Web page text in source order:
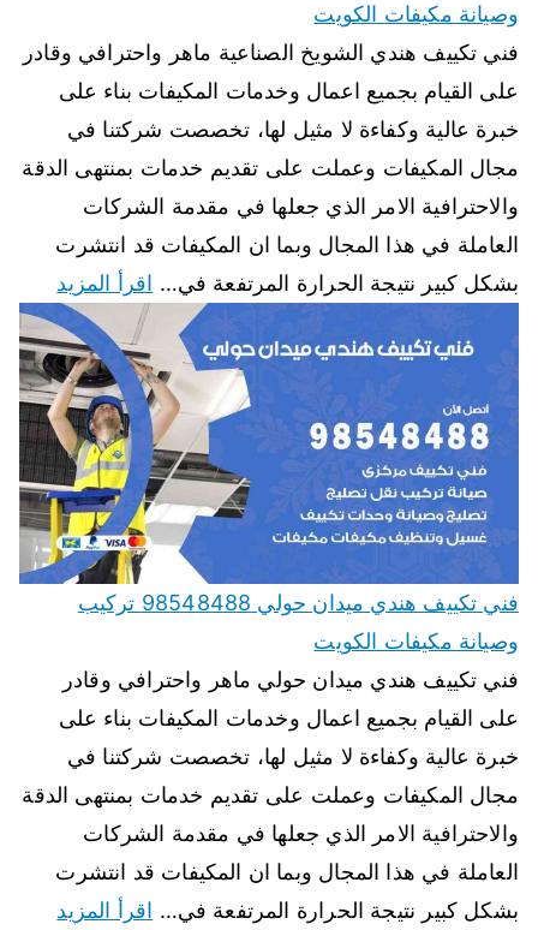
وصيانة مكيفات الكويت
فني تكييف هندي الشويخ الصناعية ماهر واحترافي وقادر
على القيام بجميع اعمال وخدمات المكيفات بناء على
خبرة عالية وكفاءة لا مثيل لها، تخصصت شركتنا في
مجال المكيفات وعملت على تقديم خدمات بمنتهى الدقة
والاحترافية الامر الذي جعلها في مقدمة الشركات
العاملة في هذا المجال وبما ان المكيفات قد انتشرت
بشكل كبير نتيجة الحرارة المرتفعة في… اقرأ المزيد
فني تكييف هندي ميدان حولي 98548488 تركيب
وصيانة مكيفات الكويت
فني تكييف هندي ميدان حولي ماهر واحترافي وقادر
على القيام بجميع اعمال وخدمات المكيفات بناء على
خبرة عالية وكفاءة لا مثيل لها، تخصصت شركتنا في
مجال المكيفات وعملت على تقديم خدمات بمنتهى الدقة
والاحترافية الامر الذي جعلها في مقدمة الشركات
العاملة في هذا المجال وبما ان المكيفات قد انتشرت
بشكل كبير نتيجة الحرارة المرتفعة في… اقرأ المزيد